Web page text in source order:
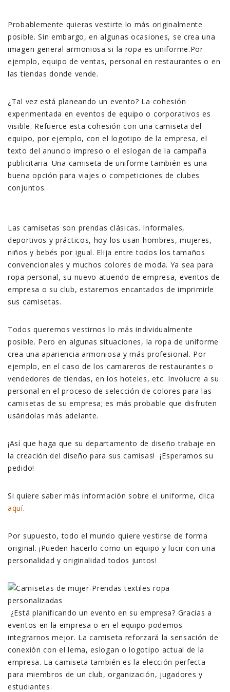
Probablemente quieras vestirte lo más originalmente
posible. Sin embargo, en algunas ocasiones, se crea una
imagen general armoniosa si la ropa es uniforme.Por
ejemplo, equipo de ventas, personal en restaurantes o en
las tiendas donde vende.
¿Tal vez está planeando un evento? La cohesión
experimentada en eventos de equipo o corporativos es
visible. Refuerce esta cohesión con una camiseta del
equipo, por ejemplo, con el logotipo de la empresa, el
texto del anuncio impreso o el eslogan de la campaña
publicitaria. Una camiseta de uniforme también es una
buena opción para viajes o competiciones de clubes
conjuntos.
Las camisetas son prendas clásicas. Informales,
deportivos y prácticos, hoy los usan hombres, mujeres,
niños y bebés por igual. Elija entre todos los tamaños
convencionales y muchos colores de moda. Ya sea para
ropa personal, su nuevo atuendo de empresa, eventos de
empresa o su club, estaremos encantados de imprimirle
sus camisetas.
Todos queremos vestirnos lo más individualmente
posible. Pero en algunas situaciones, la ropa de uniforme
crea una apariencia armoniosa y más profesional. Por
ejemplo, en el caso de los camareros de restaurantes o
vendedores de tiendas, en los hoteles, etc. Involucre a su
personal en el proceso de selección de colores para las
camisetas de su empresa; es más probable que disfruten
usándolas más adelante.
¡Así que haga que su departamento de diseño trabaje en
la creación del diseño para sus camisas! ¡Esperamos su
pedido!
Si quiere saber más información sobre el uniforme, clica
aquí.
Por supuesto, todo el mundo quiere vestirse de forma
original. ¡Pueden hacerlo como un equipo y lucir con una
personalidad y originalidad todos juntos!
¿Está planificando un evento en su empresa? Gracias a
eventos en la empresa o en el equipo podemos
integrarnos mejor. La camiseta reforzará la sensación de
conexión con el lema, eslogan o logotipo actual de la
empresa. La camiseta también es la elección perfecta
para miembros de un club, organización, jugadores y
estudiantes.